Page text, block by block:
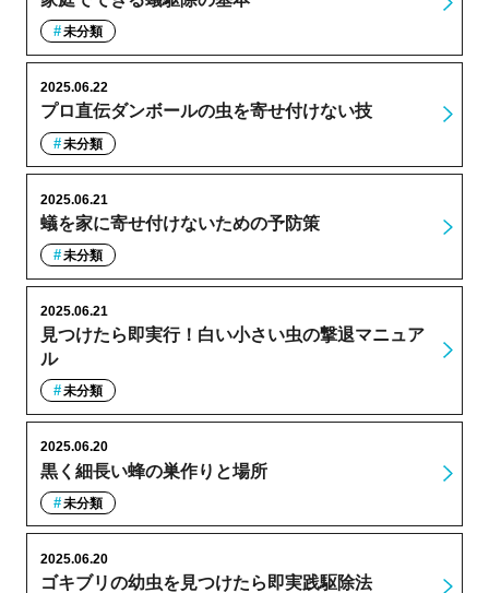
未分類
プロ直伝ダンボールの虫を寄せ付けない技
2025.06.22
未分類
蟻を家に寄せ付けないための予防策
2025.06.21
未分類
見つけたら即実行！白い小さい虫の撃退マニュア
ル
2025.06.21
未分類
黒く細長い蜂の巣作りと場所
2025.06.20
未分類
ゴキブリの幼虫を見つけたら即実践駆除法
2025.06.20